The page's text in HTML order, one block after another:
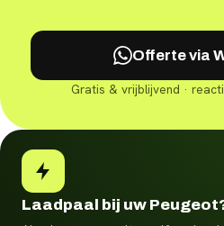
Offerte via
Gratis & vrijblijvend ·
Laadpaal bij uw